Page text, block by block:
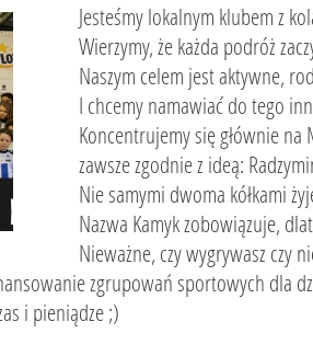
Jesteśmy lokalnym klubem z
Wierzymy, że każda podróż
Naszym celem jest aktywne,
I chcemy namawiać do tego
Koncentrujemy się głównie
zawsze zgodnie z ideą:
Nie samymi dwoma kółkami
Nazwa Kamyk zobowiązuje,
Nieważne, czy wygrywasz czy
zgrupowań sportowych dla
i pieniądze ;)